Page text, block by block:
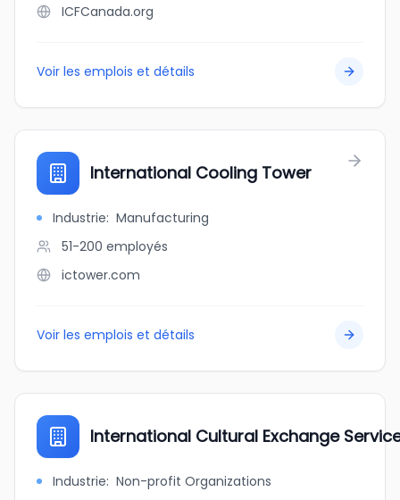
ICFCanada.org
Voir les emplois et détails
International Cooling Tower
Industrie: Manufacturing
51-200 employés
ictower.com
Voir les emplois et détails
International Cultural Exchange
Industrie: Non-profit Organizations